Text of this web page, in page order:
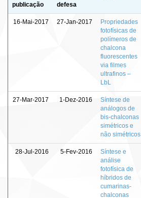
publicação
defesa
16-Mai-2017 27-Jan-2017
Propriedades
fotofísicas de
polímeros de
chalcona
fluorescentes
via filmes
ultrafinos –
LbL
27-Mar-2017 1-Dez-2016
Síntese de
análogos de
bis-chalconas
simétricos e
não simétricos
28-Jul-2016 5-Fev-2016
Síntese e
análise
fotofísica de
híbridos de
cumarinas-
chalconas